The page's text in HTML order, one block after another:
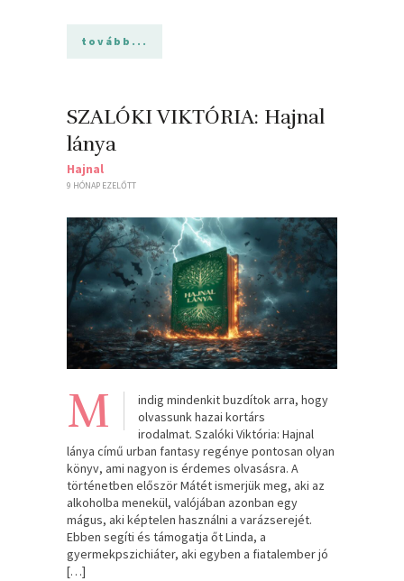
tovább...
SZALÓKI VIKTÓRIA: Hajnal
lánya
Hajnal
9 HÓNAP EZELŐTT
M
indig mindenkit buzdítok arra, hogy
olvassunk hazai kortárs
irodalmat. Szalóki Viktória: Hajnal
lánya című urban fantasy regénye pontosan olyan
könyv, ami nagyon is érdemes olvasásra. A
történetben először Mátét ismerjük meg, aki az
alkoholba menekül, valójában azonban egy
mágus, aki képtelen használni a varázserejét.
Ebben segíti és támogatja őt Linda, a
gyermekpszichiáter, aki egyben a fiatalember jó
[…]